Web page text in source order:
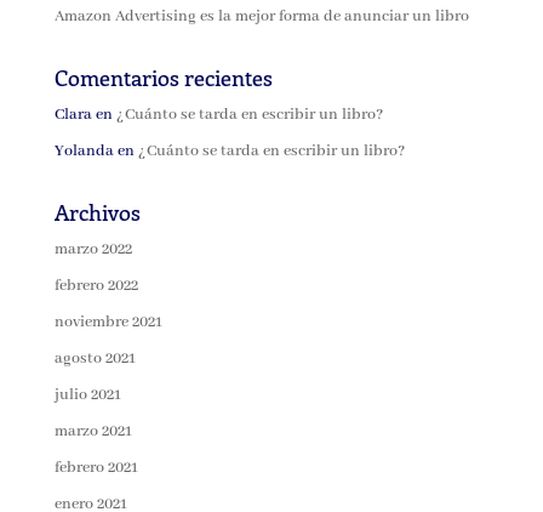
Amazon Advertising es la mejor forma de anunciar un libro
Comentarios recientes
Claraen¿Cuánto se tarda en escribir un libro?
Yolandaen¿Cuánto se tarda en escribir un libro?
Archivos
marzo 2022
febrero 2022
noviembre 2021
agosto 2021
julio 2021
marzo 2021
febrero 2021
enero 2021